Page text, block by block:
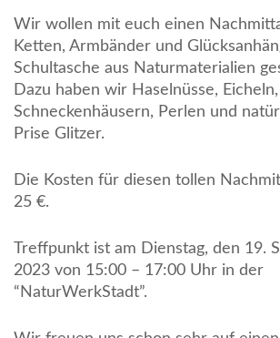
Wir wollen mit euch einen
Ketten, Armbänder und
Schultasche aus Naturmaterialien
Dazu haben wir Haselnüsse, Eicheln,
Schneckenhäusern, Perlen und
Prise Glitzer.
Die Kosten für diesen tollen
25 €.
Treffpunkt ist am Dienstag, den 19.
2023 von 15:00 – 17:00 Uhr in der
“NaturWerkStadt”.